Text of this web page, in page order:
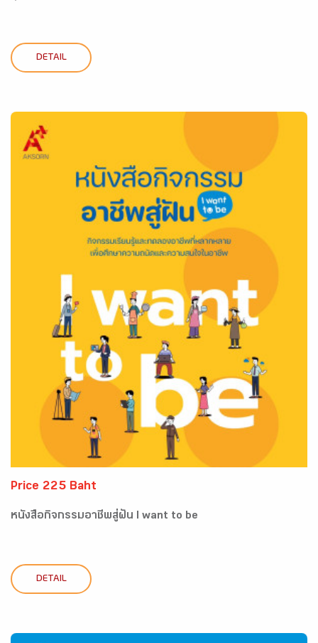
DETAIL
Price 225 Baht
หนังสือกิจกรรมอาชีพสู่ฝัน I want to be
DETAIL